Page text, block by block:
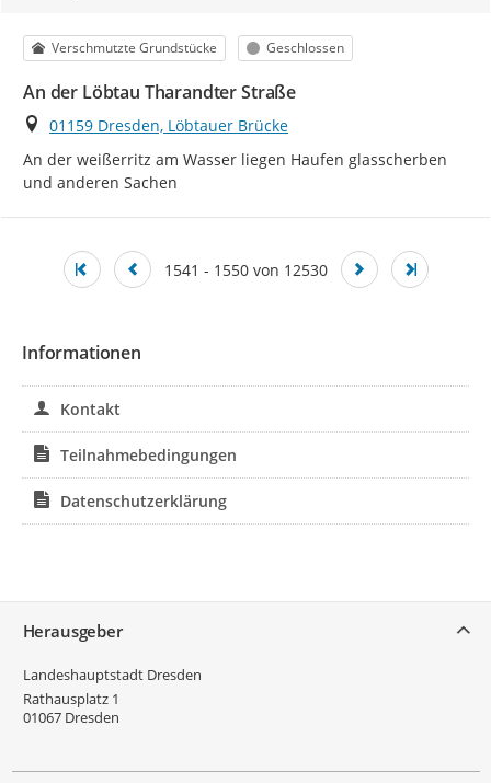
Kategorie
Verschmutzte Grundstücke Status
Geschlossen
An der Löbtau Tharandter Straße
Ort
01159 Dresden, Löbtauer Brücke
An der weißerritz am Wasser liegen Haufen glasscherben
und anderen Sachen
1541 - 1550 von 12530
Informationen
Kontakt
Teilnahmebedingungen
Datenschutzerklärung
Herausgeber
Landeshauptstadt Dresden
Rathausplatz 1
01067 Dresden